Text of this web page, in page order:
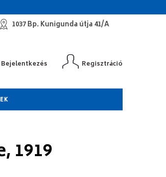
1037 Bp. Kunigunda útja 41/A
Bejelentkezés Regisztráció
1919